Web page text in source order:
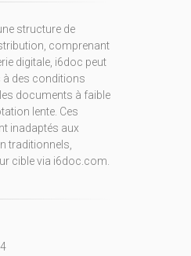
structure de
comprenant
digitale, i6doc peut
des conditions
documents à faible
lente. Ces
inadaptés aux
traditionnels,
cible via i6doc.com.